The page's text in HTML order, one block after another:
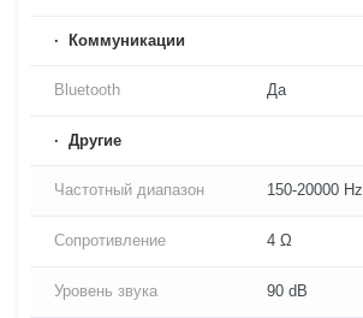
Коммуникации
Bluetooth Да
Другие
Частотный диапазон 150-20000 Hz
Сопротивление 4 Ω
Уровень звука 90 dB